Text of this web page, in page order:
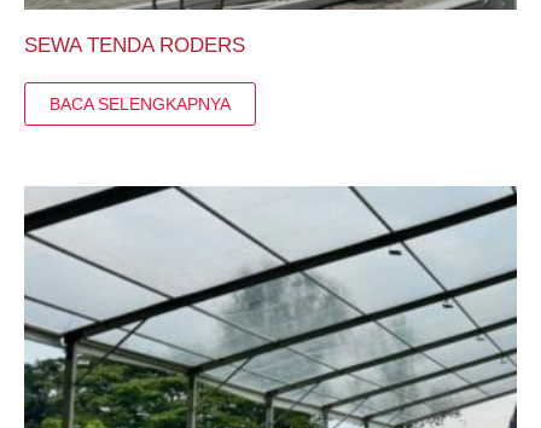
SEWA TENDA RODERS
BACA SELENGKAPNYA